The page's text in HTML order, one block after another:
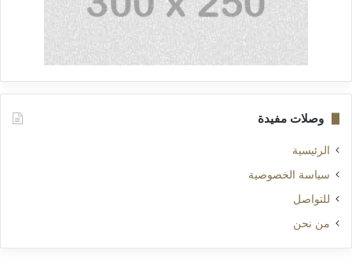
وصلات مفيدة
الرئيسية
سياسة الخصوصية
للتواصل
من نحن